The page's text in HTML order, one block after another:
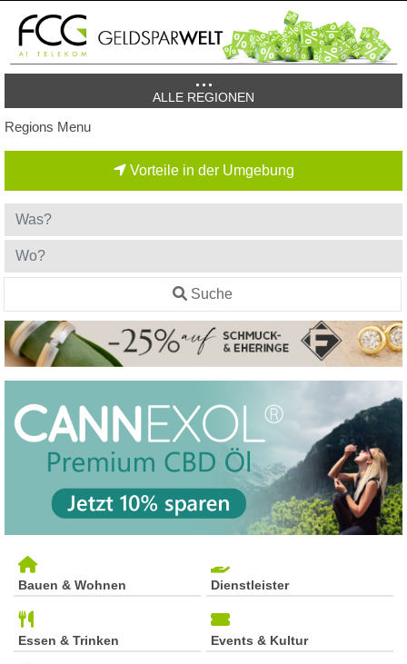
ALLE REGIONEN
Regions Menu
Vorteile in der Umgebung
Suche
Bauen & Wohnen Dienstleister
Essen & Trinken Events & Kultur